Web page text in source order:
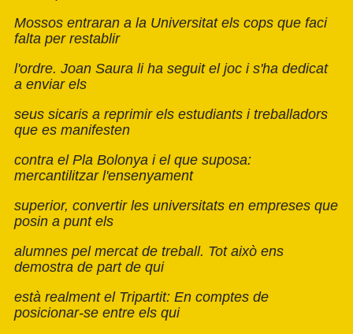
Mossos entraran a la Universitat els cops que faci
falta per restablir
l'ordre. Joan Saura li ha seguit el joc i s'ha dedicat
a enviar els
seus sicaris a reprimir els estudiants i treballadors
que es manifesten
contra el Pla Bolonya i el que suposa:
mercantilitzar l'ensenyament
superior, convertir les universitats en empreses que
posin a punt els
alumnes pel mercat de treball. Tot això ens
demostra de part de qui
està realment el Tripartit: En comptes de
posicionar-se entre els qui